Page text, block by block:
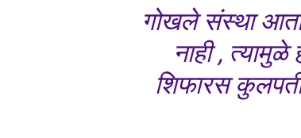
गोखले संस्था आता
नाही , त्यामुळे
शिफारस